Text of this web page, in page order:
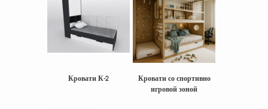
Кровати К-2
Кровати со спортивно
игровой зоной